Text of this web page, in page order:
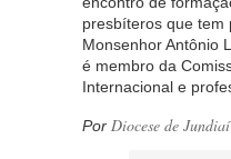
presbíteros que tem
Monsenhor Antônio
é membro da
Internacional e
Por Diocese de Jundiaí